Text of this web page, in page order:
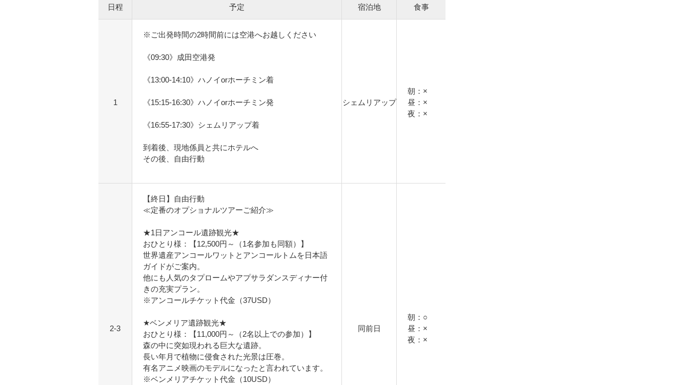
日程 予定 宿泊地 食事
1
※ご出発時間の2時間前には空港へお越しください
《09:30》成田空港発
《13:00-14:10》ハノイorホーチミン着
《15:15-16:30》ハノイorホーチミン発
《16:55-17:30》シェムリアップ着
到着後、現地係員と共にホテルへ
その後、自由行動
シェムリアップ
朝：×
昼：×
夜：×
2-3
【終日】自由行動
≪定番のオプショナルツアーご紹介≫
★1日アンコール遺跡観光★
おひとり様：【12,500円～（1名参加も同額）】
世界遺産アンコールワットとアンコールトムを日本語
ガイドがご案内。
他にも人気のタプロームやアプサラダンスディナー付
きの充実プラン。
※アンコールチケット代金（37USD）
★ベンメリア遺跡観光★
おひとり様：【11,000円～（2名以上での参加）】
森の中に突如現われる巨大な遺跡。
長い年月で植物に侵食された光景は圧巻。
有名アニメ映画のモデルになったと言われています。
※ベンメリアチケット代金（10USD）
同前日
朝：○
昼：×
夜：×